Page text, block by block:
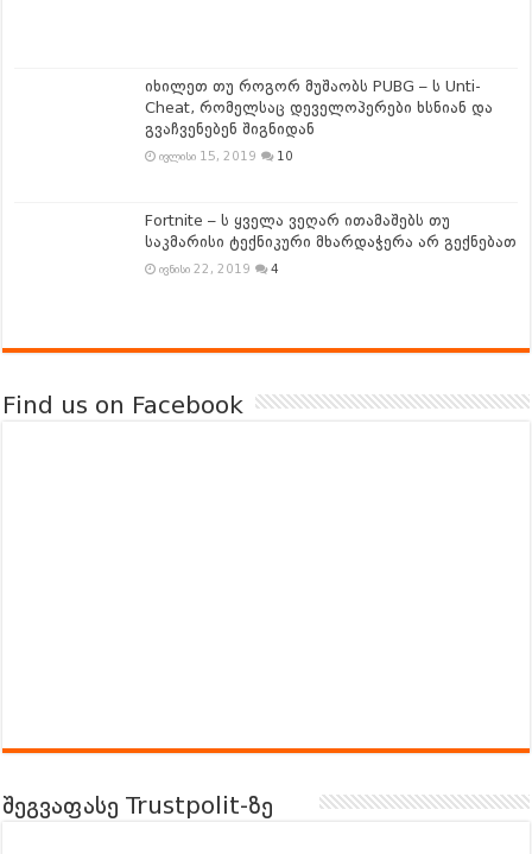
იხილეთ თუ როგორ მუშაობს PUBG – ს Unti-
Cheat, რომელსაც დეველოპერები ხსნიან და
გვაჩვენებენ შიგნიდან
ივლისი 15, 2019 10
Fortnite – ს ყველა ვეღარ ითამაშებს თუ
საკმარისი ტექნიკური მხარდაჭერა არ გექნებათ
ივნისი 22, 2019 4
Find us on Facebook
შეგვაფასე Trustpolit-ზე